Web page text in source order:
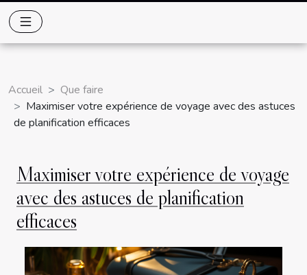
Accueil
Que faire
Maximiser votre expérience de voyage avec des astuces
de planification efficaces
Maximiser votre expérience de voyage
avec des astuces de planification
efficaces